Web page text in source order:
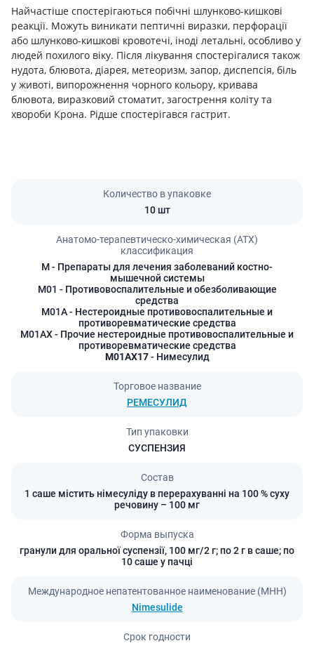
Найчастіше спостерігаються побічні шлунково-кишкові
реакції. Можуть виникати пептичні виразки, перфорації
або шлунково-кишкові кровотечі, іноді летальні, особливо у
людей похилого віку. Після лікування спостерігалися також
нудота, блювота, діарея, метеоризм, запор, диспепсія, біль
у животі, випорожнення чорного кольору, кривава
блювота, виразковий стоматит, загострення коліту та
хвороби Крона. Рідше спостерігався гастрит.
Количество в упаковке
10 шт
Анатомо-терапевтическо-химическая (АТХ)
классификация
M- Препараты для лечения заболеваний костно-
мышечной системы
M01 - Противовоспалительные и обезболивающие
средства
M01A- Нестероидные противовоспалительные и
противоревматические средства
M01AX- Прочие нестероидные противовоспалительные и
противоревматические средства
M01AX17- Нимесулид
Торговое название
РЕМЕСУЛИД
Тип упаковки
СУСПЕНЗИЯ
Состав
1 саше містить німесуліду в перерахуванні на 100 % суху
речовину – 100 мг
Форма выпуска
гранули для оральної суспензії, 100 мг/2 г; по 2 г в саше; по
10 саше у пачці
Международное непатентованное наименование (МНН)
Nimesulide
Срок годности